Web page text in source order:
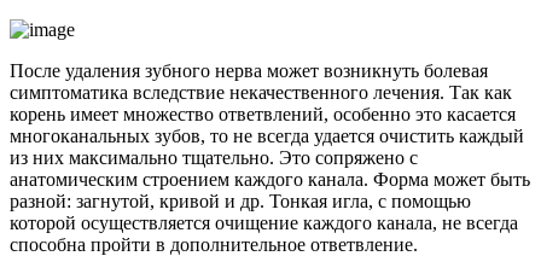
После удаления зубного нерва может возникнуть болевая
симптоматика вследствие некачественного лечения. Так как
корень имеет множество ответвлений, особенно это касается
многоканальных зубов, то не всегда удается очистить каждый
из них максимально тщательно. Это сопряжено с
анатомическим строением каждого канала. Форма может быть
разной: загнутой, кривой и др. Тонкая игла, с помощью
которой осуществляется очищение каждого канала, не всегда
способна пройти в дополнительное ответвление.